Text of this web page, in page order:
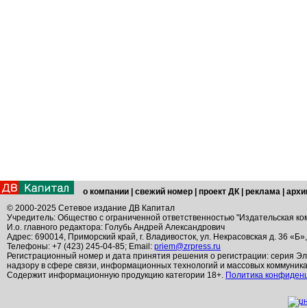
о компании свежий номер проект ДК реклама
© 2000-2025 Сетевое издание ДВ Капитал
Учредитель: Общество с ограниченной ответственностью "Издательская
И.о. главного редактора: Голубь Андрей Александрович
Адрес: 690014, Приморский край, г. Владивосток, ул. Некрасовская д. 36
Телефоны: +7 (423) 245-04-85; Email: priem@zrpress.ru
Регистрационный номер и дата принятия решения о регистрации: серия
надзору в сфере связи, информационных технологий и массовых
Содержит информационную продукцию категории 18+. Политика